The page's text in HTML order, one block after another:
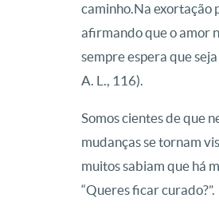
caminho.Na exortação
afirmando que o amor
sempre espera que
A. L., 116).
Somos cientes de que
mudanças se tornam
muitos sabiam que há
“Queres ficar curado?”.